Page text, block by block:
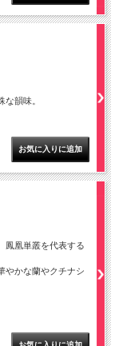
韻味。
鳳凰単叢を代表する
やかな蘭やクチナシ